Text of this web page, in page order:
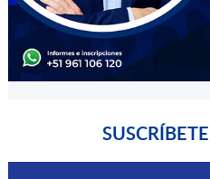
SUSCRÍBETE